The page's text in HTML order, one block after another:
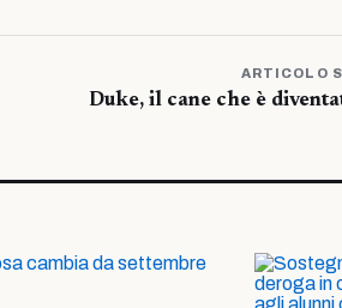
ARTICOLO
Duke, il cane che è